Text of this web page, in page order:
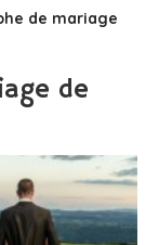
de mariage
de